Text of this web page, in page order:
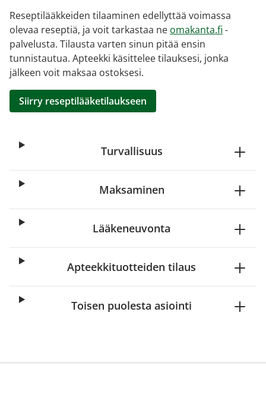
Reseptilääkkeiden tilaaminen edellyttää voimassa
olevaa reseptiä, ja voit tarkastaa ne omakanta.fi -
palvelusta. Tilausta varten sinun pitää ensin
tunnistautua. Apteekki käsittelee tilauksesi, jonka
jälkeen voit maksaa ostoksesi.
Siirry reseptilääketilaukseen
Turvallisuus
Maksaminen
Lääkeneuvonta
Apteekkituotteiden tilaus
Toisen puolesta asiointi